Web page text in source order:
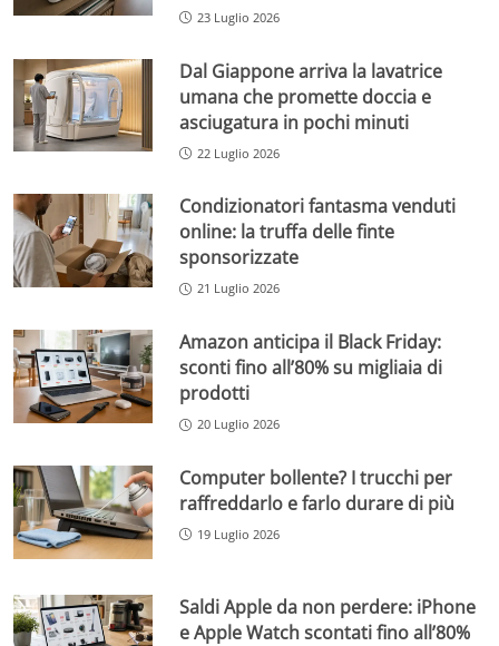
23 Luglio 2026
Dal Giappone arriva la lavatrice
umana che promette doccia e
asciugatura in pochi minuti
22 Luglio 2026
Condizionatori fantasma venduti
online: la truffa delle finte
sponsorizzate
21 Luglio 2026
Amazon anticipa il Black Friday:
sconti fino all’80% su migliaia di
prodotti
20 Luglio 2026
Computer bollente? I trucchi per
raffreddarlo e farlo durare di più
19 Luglio 2026
Saldi Apple da non perdere: iPhone
e Apple Watch scontati fino all’80%